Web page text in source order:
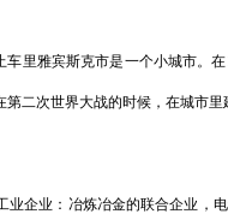
里雅宾斯克市是一个小城市。
二次世界大战的时候，在城市里
业企业：冶炼冶金的联合企业，